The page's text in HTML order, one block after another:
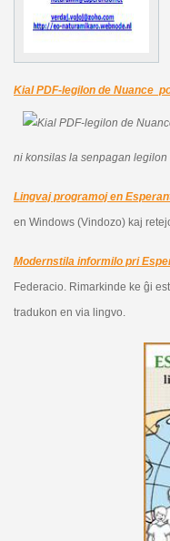
Kial PDF-legilon de Nuance
ni konsilas la senpagan legilon
Lingvaj programoj en
en Windows (Vindozo) kaj
Modernstila informilo pri
Federacio. Rimarkinde ke ĝi
tradukon en via lingvo.